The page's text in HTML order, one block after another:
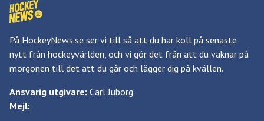
På HockeyNews.se ser vi till så att du har koll på senaste
nytt från hockeyvärlden, och vi gör det från att du vaknar på
morgonen till det att du går och lägger dig på kvällen.
Ansvarig utgivare: Carl Juborg
Mejl: